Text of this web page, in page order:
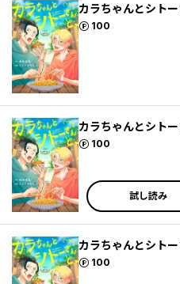
カラちゃんとシト
100
ポイント
カラちゃんとシト
100
ポイント
試し読み
カラちゃんとシト
100
ポイント